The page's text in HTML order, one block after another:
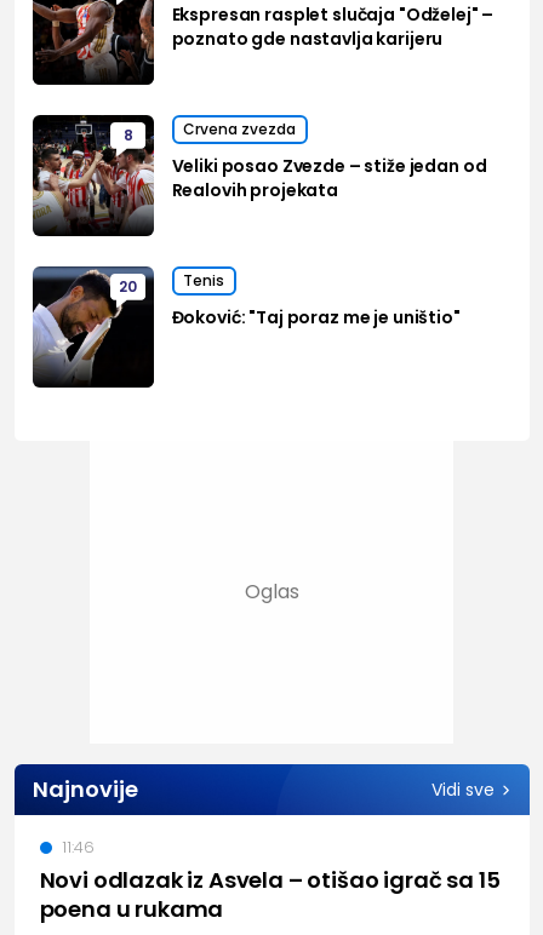
Ekspresan rasplet slučaja "Odželej" –
poznato gde nastavlja karijeru
8 Crvena zvezda
Veliki posao Zvezde – stiže jedan od
Realovih projekata
20 Tenis
Đoković: "Taj poraz me je uništio"
Najnovije Vidi sve
Novi odlazak iz Asvela – otišao igrač sa 15
poena u rukama
11:46